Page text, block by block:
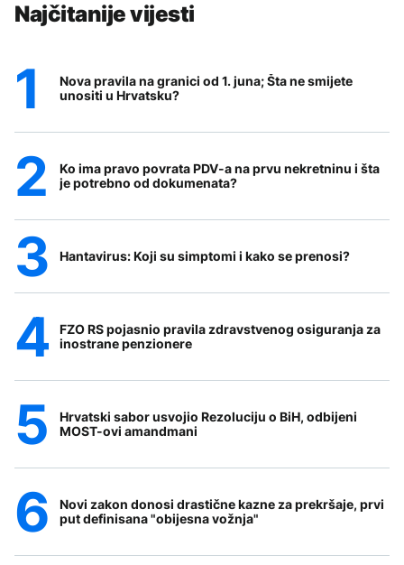
Najčitanije vijesti
Nova pravila na granici od 1. juna; Šta ne smijete
unositi u Hrvatsku?
Ko ima pravo povrata PDV-a na prvu nekretninu i šta
je potrebno od dokumenata?
Hantavirus: Koji su simptomi i kako se prenosi?
FZO RS pojasnio pravila zdravstvenog osiguranja za
inostrane penzionere
Hrvatski sabor usvojio Rezoluciju o BiH, odbijeni
MOST-ovi amandmani
Novi zakon donosi drastične kazne za prekršaje, prvi
put definisana "obijesna vožnja"